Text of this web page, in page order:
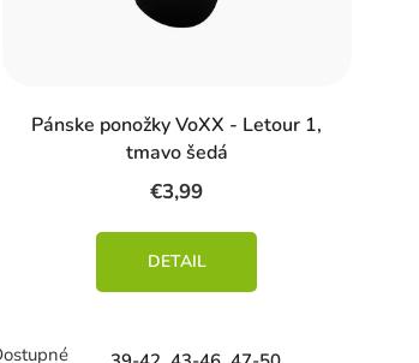
Pánske ponožky VoXX - Letour 1,
tmavo šedá
€3,99
DETAIL